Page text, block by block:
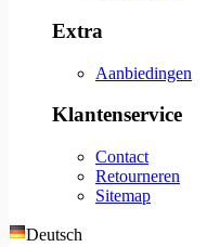
Extra
Aanbiedingen
Klantenservice
Contact
Retourneren
Sitemap
Deutsch